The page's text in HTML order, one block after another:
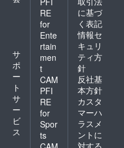
サ
ポ
ー
ト
サ
ー
ビ
ス
RE
for
Ente
rtain
men
t
CAM
PFI
RE
for
Spor
ts
に基づ
く表記
情報セ
キュリ
ティ方
針
反社基
本方針
カスタ
マーハ
ラスメ
ントに
対する